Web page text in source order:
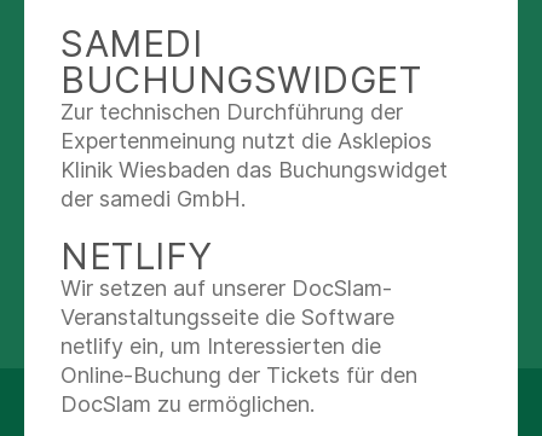
im Teaser ein (Anmeldung & Auskunft-Kontakt
der Abteilung - gepflegt im Ärztefinder) und
verknüpfen ggf. die entsprechende Sprechstunde
und das Team (Teammitglieder gepflegt im
Ärztefinder). Bei Bedarf können Sie weitere
Module ergänzen wie Mediengalerie etc.
teilen tweet
SAMEDI
BUCHUNGSWIDGET
Zur technischen Durchführung der
Expertenmeinung nutzt die Asklepios
Klinik Wiesbaden das Buchungswidget
der samedi GmbH.
NETLIFY
Wir setzen auf unserer DocSlam-
Veranstaltungsseite die Software
netlify ein, um Interessierten die
Online-Buchung der Tickets für den
DocSlam zu ermöglichen.